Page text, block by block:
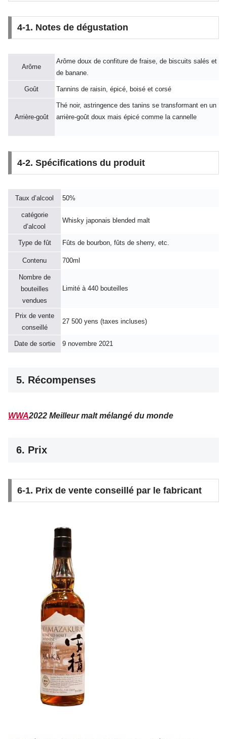
4-1. Notes de dégustation
Arôme
Arôme doux de confiture de fraise, de biscuits salés et
de banane.
Goût Tannins de raisin, épicé, boisé et corsé
Arrière-goût
Thé noir, astringence des tanins se transformant en un
arrière-goût doux mais épicé comme la cannelle
4-2. Spécifications du produit
Taux d’alcool 50%
catégorie
d’alcool
Whisky japonais blended malt
Type de fût Fûts de bourbon, fûts de sherry, etc.
Contenu 700ml
Nombre de
bouteilles
vendues
Limité à 440 bouteilles
Prix de vente
conseillé
27 500 yens (taxes incluses)
Date de sortie 9 novembre 2021
5. Récompenses
WWA2022 Meilleur malt mélangé du monde
6. Prix
6-1. Prix de vente conseillé par le fabricant